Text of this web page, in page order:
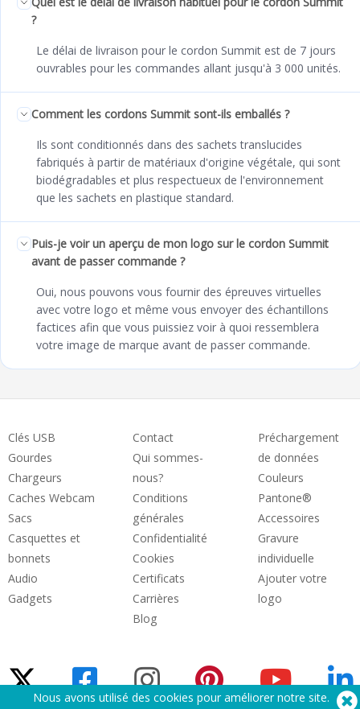
?
Le délai de livraison pour le cordon Summit est de 7 jours
ouvrables pour les commandes allant jusqu'à 3 000 unités.
Comment les cordons Summit sont-ils emballés ?
Ils sont conditionnés dans des sachets translucides
fabriqués à partir de matériaux d'origine végétale, qui sont
biodégradables et plus respectueux de l'environnement
que les sachets en plastique standard.
Puis-je voir un aperçu de mon logo sur le cordon Summit
avant de passer commande ?
Oui, nous pouvons vous fournir des épreuves virtuelles
avec votre logo et même vous envoyer des échantillons
factices afin que vous puissiez voir à quoi ressemblera
votre image de marque avant de passer commande.
Clés USB
Gourdes
Chargeurs
Caches Webcam
Sacs
Casquettes et
bonnets
Audio
Gadgets
Contact
Qui sommes-
nous?
Conditions
générales
Confidentialité
Cookies
Certificats
Carrières
Blog
Préchargement
de données
Couleurs
Pantone®
Accessoires
Gravure
individuelle
Ajouter votre
logo
Nous avons utilisé des cookies pour améliorer notre site.